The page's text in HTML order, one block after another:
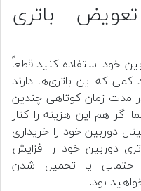
باتری
خود استفاده کنید قطعاً
که این باتری‌ها دارند
مدت زمان کوتاهی چندین
اگر هم این هزینه را کنار
دوربین خود را خریداری
دوربین خود را افزایش
احتمالی یا تحمیل شدن
بود.